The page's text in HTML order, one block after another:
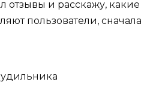
отзывы и расскажу, какие
пользователи, сначала